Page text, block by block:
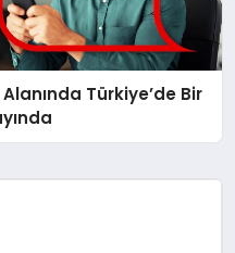
Türkiye’de Bir